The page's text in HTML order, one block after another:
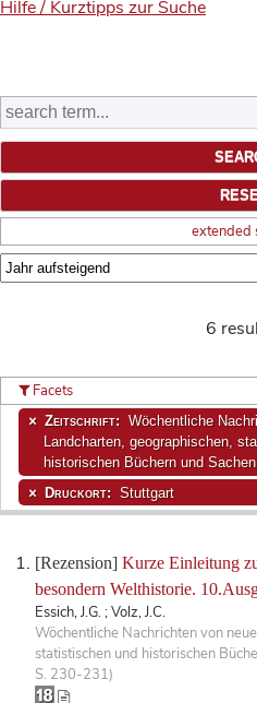
Hilfe / Kurztipps zur Suche
extended
6
[Rezension] Kurze Einleitung
besondern Welthistorie.
Essich, J.G. ; Volz, J.C.
Wöchentliche Nachrichten von
statistischen und historischen
S. 230-231)
Facets
Zeitschrift:
Wöchentliche
Landcharten, geographischen,
historischen Büchern und Sachen.
Druckort: Stuttgart